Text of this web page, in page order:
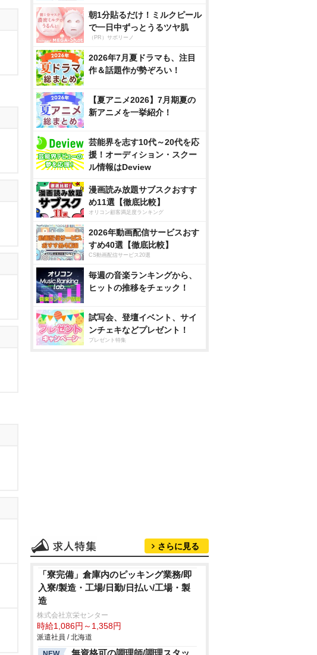
朝1分貼るだけ！ミルクピール
で一日中ずっとうるツヤ肌
（PR）サボリーノ
2026年7月夏ドラマも、注目
作＆話題作が勢ぞろい！
【夏アニメ2026】7月期夏の
新アニメを一挙紹介！
芸能界を志す10代～20代を応
援！オーディション・スクー
ル情報はDeview
漫画読み放題サブスクおすす
め11選【徹底比較】
オリコン顧客満足度ランキング
2026年動画配信サービスおす
すめ40選【徹底比較】
CS動画配信サービス20選
毎週の音楽ランキングから、
ヒットの推移をチェック！
試写会、登壇イベント、サイ
ンチェキなどプレゼント！
プレゼント特集
さらに見る
「寮完備」倉庫内のピッキング業務/即
入寮/製造・工場/日勤/日払い/工場・製
造
株式会社京栄センター
時給1,086円～1,358円
派遣社員 / 北海道
無資格可の調理師/調理スタッ